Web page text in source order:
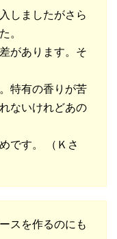
しましたがさら
。
があります。そ
特有の香りが苦
ないけれどあの
です。 （Ｋさ
スを作るのにも